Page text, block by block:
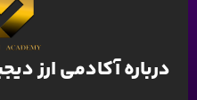
درباره آکادمی ارز